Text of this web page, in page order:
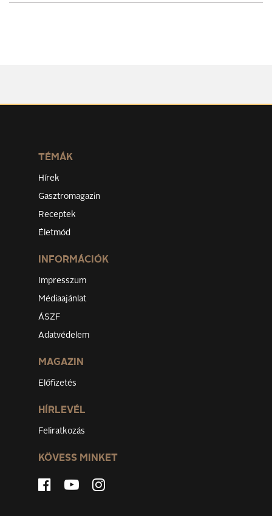
TÉMÁK
Hírek
Gasztromagazin
Receptek
Életmód
INFORMÁCIÓK
Impresszum
Médiaajánlat
ÁSZF
Adatvédelem
MAGAZIN
Előfizetés
HÍRLEVÉL
Feliratkozás
KÖVESS MINKET